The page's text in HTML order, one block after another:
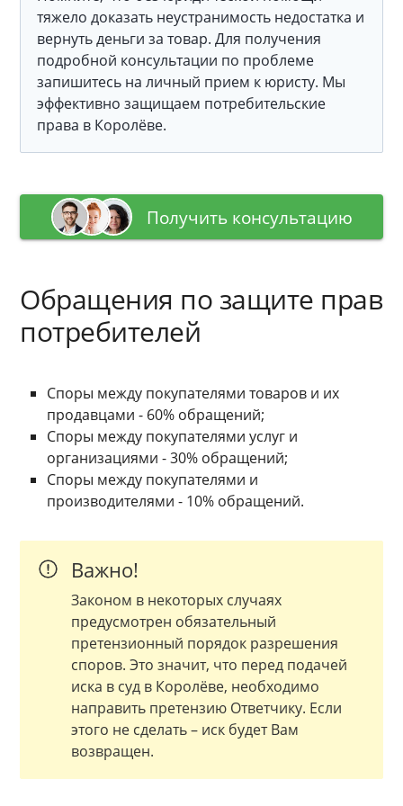
тяжело доказать неустранимость недостатка и
вернуть деньги за товар. Для получения
подробной консультации по проблеме
запишитесь на личный прием к юристу. Мы
эффективно защищаем потребительские
права в Королёве.
Получить консультацию
Обращения по защите прав
потребителей
Споры между покупателями товаров и их
продавцами - 60% обращений;
Споры между покупателями услуг и
организациями - 30% обращений;
Споры между покупателями и
производителями - 10% обращений.
Важно!
Законом в некоторых случаях
предусмотрен обязательный
претензионный порядок разрешения
споров. Это значит, что перед подачей
иска в суд в Королёве, необходимо
направить претензию Ответчику. Если
этого не сделать – иск будет Вам
возвращен.